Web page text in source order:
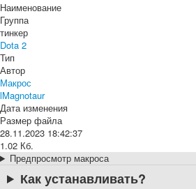
Наименование
Группа
тинкер
Dota 2
Тип
Автор
Макрос
lMagnotaur
Дата изменения
Размер файла
28.11.2023 18:42:37
1.02 Кб.
Предпросмотр макроса
Как устанавливать?